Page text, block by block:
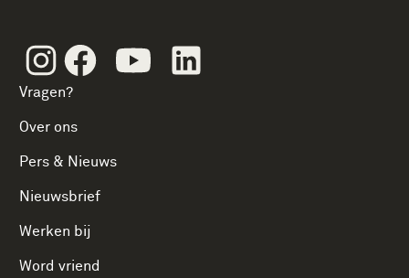
InstagramFacebookYoutube
Vragen?
Over ons
Pers & Nieuws
Nieuwsbrief
Werken bij
Word vriend